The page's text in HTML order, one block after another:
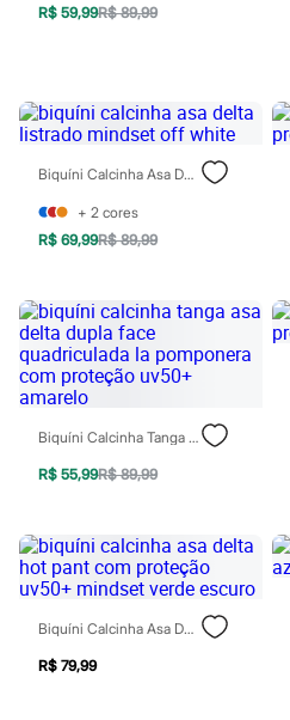
Rasteirinhas
Marcas
City
Clock House
Mindset
Sawary
Yessica
Moda esportiva
Acessórios
Calçados
Leggings
Shorts e Bermudas
Tops
Moda íntima
Calcinhas
Cintas e Modeladores
Meias
Pijamas
Biquínis
Maiôs
Saídas de praia
Personagens
Plus size
Blusas e Camisetas
Calças
R$ 59,99R$ 89,99
Biquíni Calcinha Asa Delta Listrado Mindset Off White
+ 2 cores
R$ 69,99R$ 89,99
Biquíni Calcinha Tanga Asa Delta Dupla Face Quadriculada La Pomponera Com Proteção Uv50+ Amarelo
R$ 55,99R$ 89,99
Biquíni Calcinha Asa Delta Hot Pant Com Proteção Uv50+ Mindset Verde Escuro
R$ 79,99